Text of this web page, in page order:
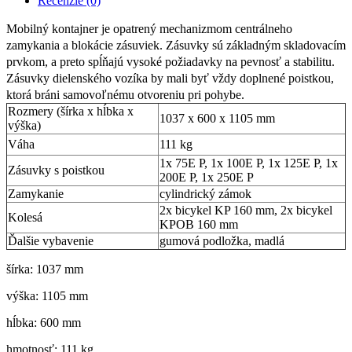
Mobilný kontajner je opatrený mechanizmom centrálneho
zamykania a blokácie zásuviek. Zásuvky sú základným skladovacím
prvkom, a preto spĺňajú vysoké požiadavky na pevnosť a stabilitu.
Zásuvky dielenského vozíka by mali byť vždy doplnené poistkou,
ktorá bráni samovoľnému otvoreniu pri pohybe.
Rozmery (šírka x hĺbka x
výška)
1037 x 600 x 1105 mm
Váha
111 kg
Zásuvky s poistkou
1x 75E P, 1x 100E P, 1x 125E P, 1x
200E P, 1x 250E P
Zamykanie
cylindrický zámok
Kolesá
2x bicykel KP 160 mm, 2x bicykel
KPOB 160 mm
Ďalšie vybavenie
gumová podložka, madlá
šírka: 1037 mm
výška: 1105 mm
hĺbka: 600 mm
hmotnosť: 111 kg